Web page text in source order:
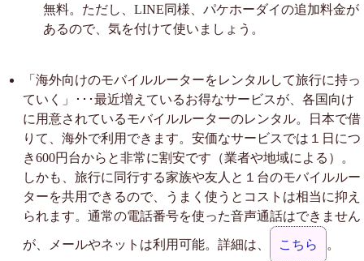
無料。ただし、LINE同様、パケホーダイの追加料金が
あるので、気を付けて使いましょう。
「海外向けのモバイルルーターをレンタルして旅行に持っ
ていく」･･･最近増えているお得なサービスが、各国向け
に用意されているモバイルルーターのレンタル。日本で借
りて、海外で利用できます。安価なサービスでは１日につ
き600円台からと非常に割安です（業者や地域による）。
しかも、旅行に同行する家族や友人と１台のモバイルルー
ターを共用できるので、うまく使うとコストは相当に抑え
られます。通常の電話番号を使った音声通話はできません
が、メールやネットは利用可能。詳細は、 こちら 。